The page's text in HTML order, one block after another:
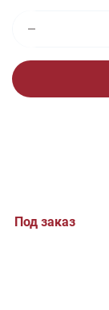
Под заказ